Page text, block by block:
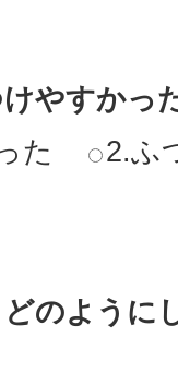
やすかっ
た
2.ふ
のように